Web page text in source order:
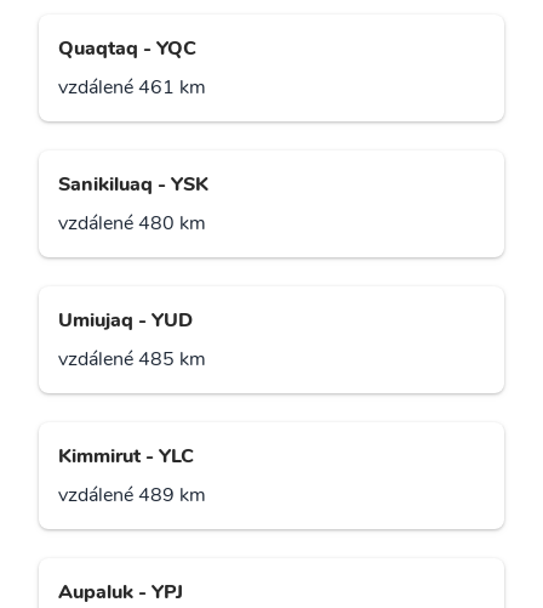
Quaqtaq - YQC
vzdálené 461 km
Sanikiluaq - YSK
vzdálené 480 km
Umiujaq - YUD
vzdálené 485 km
Kimmirut - YLC
vzdálené 489 km
Aupaluk - YPJ